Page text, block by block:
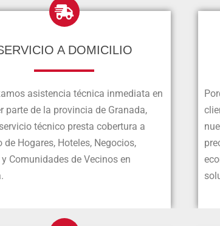
A DOMICILIO
asistencia técnica inmediata en
parte de la provincia de Granada,
técnico presta cobertura a
de Hogares, Hoteles, Negocios,
Comunidades de Vecinos en